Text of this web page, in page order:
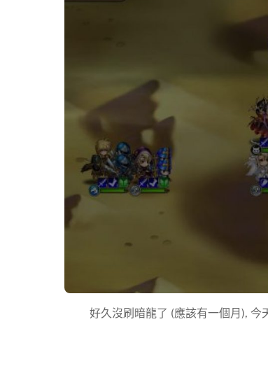
好久沒刷暗龍了 (應該有一個月),